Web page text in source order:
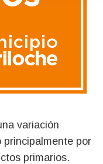
abril y
en
variación
principalmente por
primarios.